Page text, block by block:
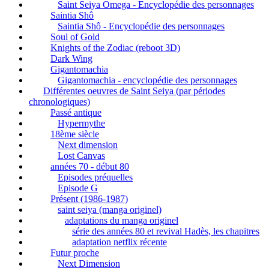
Saint Seiya Omega - Encyclopédie des personnages
Saintia Shô
Saintia Shô - Encyclopédie des personnages
Soul of Gold
Knights of the Zodiac (reboot 3D)
Dark Wing
Gigantomachia
Gigantomachia - encyclopédie des personnages
Différentes oeuvres de Saint Seiya (par périodes
chronologiques)
Passé antique
Hypermythe
18ème siècle
Next dimension
Lost Canvas
années 70 - début 80
Episodes préquelles
Episode G
Présent (1986-1987)
saint seiya (manga originel)
adaptations du manga originel
série des années 80 et revival Hadès, les chapitres
adaptation netflix récente
Futur proche
Next Dimension